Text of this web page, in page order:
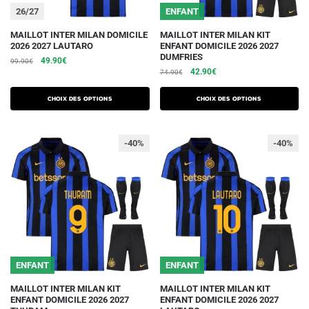
du
du
produit
26/27
MAILLOT INTER MILAN DOMICILE
2026 2027 LAUTARO
99.90€
Le
initial
était :
99.90€.
49.90€Le
actuel
est :
49.90€.
Choix des options
Ce
produit
a
plusieurs
variations.
peuvent
être
choisies
page
produit
ENFANT
MAILLOT INTER MILAN KIT
ENFANT DOMICILE 2026 2027
DUMFRIES
74.90€
Le
initial
était :
42.90€Le
actuel
est :
Choix des options
Ce
produit
a
plusieurs
variations.
peuvent
être
choisies
page
produit
ENFANT
-40%
MAILLOT INTER MILAN KIT
ENFANT DOMICILE 2026 2027
Ce
produit
ENFANT
-40%
MAILLOT INTER MILAN KIT
ENFANT DOMICILE 2026 2027
Ce
produit